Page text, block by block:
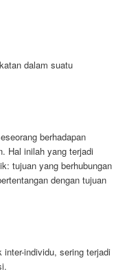
dalam suatu
berhadapan
Hal inilah yang terjadi
tujuan yang berhubungan
dengan tujuan
individu, sering terjadi